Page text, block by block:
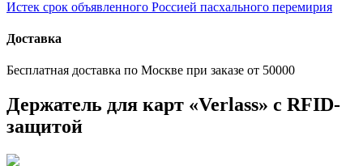
Истек срок объявленного Россией пасхального перемирия
Доставка
Бесплатная доставка по Москве при заказе от 50000
Держатель для карт «Verlass» c RFID-
защитой